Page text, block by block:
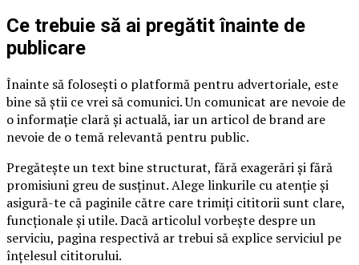
Ce trebuie să ai pregătit înainte de
publicare
Înainte să folosești o platformă pentru advertoriale, este
bine să știi ce vrei să comunici. Un comunicat are nevoie de
o informație clară și actuală, iar un articol de brand are
nevoie de o temă relevantă pentru public.
Pregătește un text bine structurat, fără exagerări și fără
promisiuni greu de susținut. Alege linkurile cu atenție și
asigură-te că paginile către care trimiți cititorii sunt clare,
funcționale și utile. Dacă articolul vorbește despre un
serviciu, pagina respectivă ar trebui să explice serviciul pe
înțelesul cititorului.